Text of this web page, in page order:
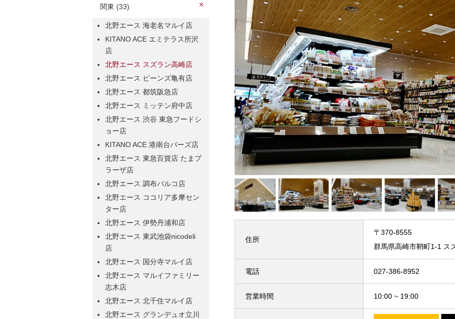
関東 (33)
北野エース 海老名マルイ店
KITANO ACE エミテラス所沢
店
北野エース スズラン高崎店
北野エース ビーンズ亀有店
北野エース 都筑阪急店
北野エース ミッテン府中店
北野エース 渋谷 東急フードシ
ョー店
KITANO ACE 港南台バーズ店
北野エース 東急百貨店 たまプ
ラーザ店
北野エース 調布パルコ店
北野エース ココリア多摩セン
ター店
北野エース 伊勢丹浦和店
北野エース 東武池袋nicodeli
店
北野エース 国分寺マルイ店
北野エース マルイファミリー
志木店
北野エース 北千住マルイ店
北野エース グランデュオ立川
住所
〒370-8555
群馬県高崎市鞘町1-1 ス
電話 027-386-8952
営業時間 10:00 ~ 19:00